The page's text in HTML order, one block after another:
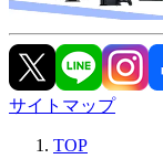
サイトマップ
TOP